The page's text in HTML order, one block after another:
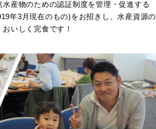
産物のための認証制度を管理・促進する
年3月現在のもの)をお招きし、水産資源の
いしく完食です！